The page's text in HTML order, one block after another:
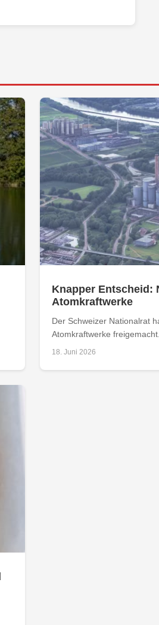
Knapper Entscheid:
Atomkraftwerke
Der Schweizer Nationalrat
Atomkraftwerke freigemacht.
18. Juni 2026